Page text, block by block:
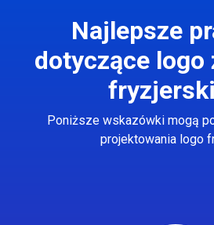
Najlepsze
dotyczące logo
Poniższe wskazówki mogą
projektowania logo